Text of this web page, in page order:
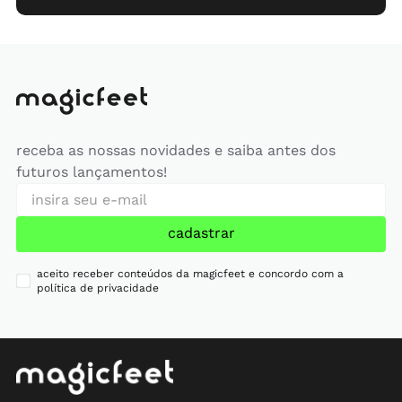
receba as nossas novidades e saiba antes dos
futuros lançamentos!
cadastrar
aceito receber conteúdos da magicfeet e concordo com a
política de privacidade